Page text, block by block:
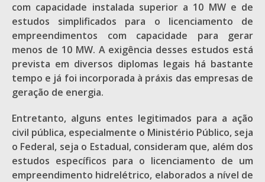
com capacidade instalada superior a 10 MW e de
estudos simplificados para o licenciamento de
empreendimentos com capacidade para gerar
menos de 10 MW. A exigência desses estudos está
prevista em diversos diplomas legais há bastante
tempo e já foi incorporada à práxis das empresas de
geração de energia.
Entretanto, alguns entes legitimados para a ação
civil pública, especialmente o Ministério Público, seja
o Federal, seja o Estadual, consideram que, além dos
estudos específicos para o licenciamento de um
empreendimento hidrelétrico, elaborados a nível de